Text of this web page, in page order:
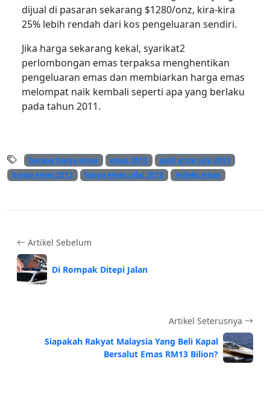
dijual di pasaran sekarang $1280/onz, kira-kira
25% lebih rendah dari kos pengeluaran sendiri.
Jika harga sekarang kekal, syarikat2
perlombongan emas terpaksa menghentikan
pengeluaran emas dan membiarkan harga emas
melompat naik kembali seperti apa yang berlaku
pada tahun 2011.
berapa harga emas emas 2013
gold price july 2013
harga emas 2013
harga emas julai 2013 indeks emas
Artikel Sebelum
Di Rompak Ditepi Jalan
Artikel Seterusnya
Siapakah Rakyat Malaysia Yang Beli Kapal
Bersalut Emas RM13 Bilion?